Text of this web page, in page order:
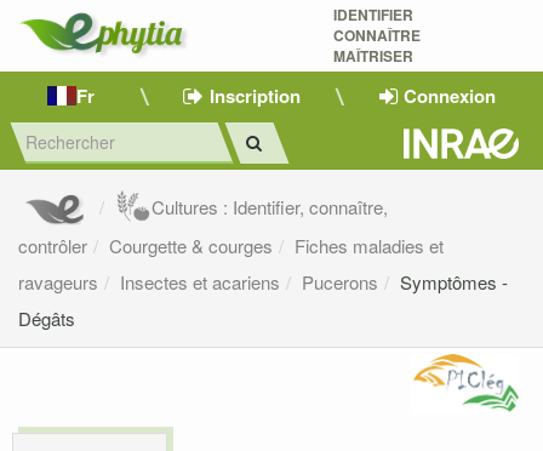
IDENTIFIER
CONNAÎTRE
MAÎTRISER
Fr Inscription Connexion
Cultures : Identifier, connaître,
contrôler
Courgette & courges
Fiches maladies et
ravageurs
Insectes et acariens Pucerons
Symptômes -
Dégâts